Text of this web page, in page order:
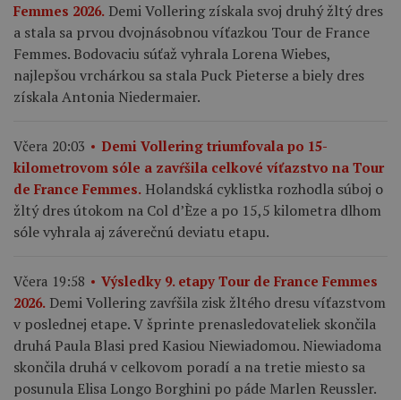
Femmes 2026. Demi Vollering získala svoj druhý žltý dres
a stala sa prvou dvojnásobnou víťazkou Tour de France
Femmes. Bodovaciu súťaž vyhrala Lorena Wiebes,
najlepšou vrchárkou sa stala Puck Pieterse a biely dres
získala Antonia Niedermaier.
Včera 20:03
Demi Vollering triumfovala po 15-
kilometrovom sóle a zavŕšila celkové víťazstvo na Tour
de France Femmes. Holandská cyklistka rozhodla súboj o
žltý dres útokom na Col d’Èze a po 15,5 kilometra dlhom
sóle vyhrala aj záverečnú deviatu etapu.
Včera 19:58
Výsledky 9. etapy Tour de France Femmes
2026. Demi Vollering zavŕšila zisk žltého dresu víťazstvom
v poslednej etape. V šprinte prenasledovateliek skončila
druhá Paula Blasi pred Kasiou Niewiadomou. Niewiadoma
skončila druhá v celkovom poradí a na tretie miesto sa
posunula Elisa Longo Borghini po páde Marlen Reussler.